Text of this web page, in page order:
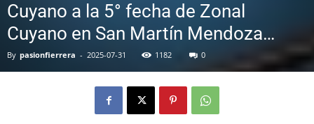
Cuyano a la 5° fecha de Zonal
Cuyano en San Martín Mendoza…
By pasionfierrera - 2025-07-31 1182 0